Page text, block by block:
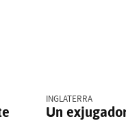
INGLATERRA
Un